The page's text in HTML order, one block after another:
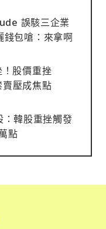
誤駭三企業
包嗆：來拿啊
股價重挫
壓成焦點
：韓股重挫觸發
點